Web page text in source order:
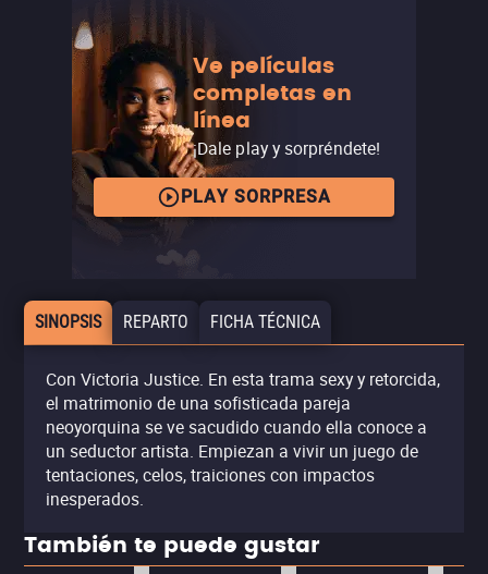
Ve películas
completas en
línea
¡Dale play y sorpréndete!
PLAY SORPRESA
SINOPSIS REPARTO FICHA TÉCNICA
Con Victoria Justice. En esta trama sexy y retorcida,
el matrimonio de una sofisticada pareja
neoyorquina se ve sacudido cuando ella conoce a
un seductor artista. Empiezan a vivir un juego de
tentaciones, celos, traiciones con impactos
inesperados.
También te puede gustar